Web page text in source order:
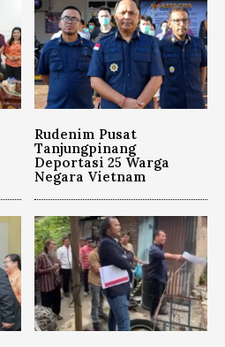
Rudenim Pusat
Tanjungpinang
Deportasi 25 Warga
Negara Vietnam